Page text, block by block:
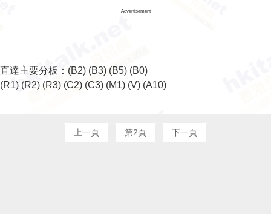
Advertisement
直達主要分板： (B2) (B3) (B5) (B0)
(R1) (R2) (R3) (C2) (C3) (M1) (V) (A10)
上一頁 第2頁 下一頁